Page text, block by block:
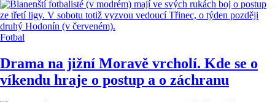
Fotbal
Drama na jižní Moravě vrcholí. Kde se o
víkendu hraje o postup a o záchranu